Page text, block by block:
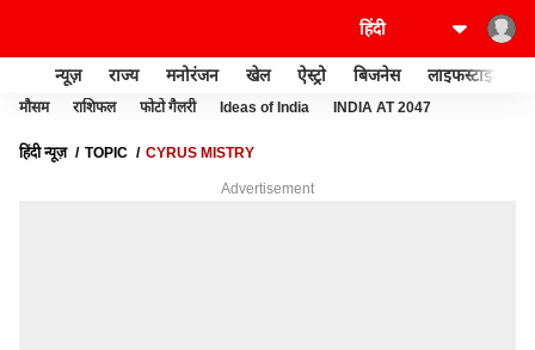
न्यूज़ राज्य मनोरंजन खेल ऐस्ट्रो बिजनेस लाइफस्टाइल
मौसम राशिफल फोटो गैलरी Ideas of India INDIA AT 2047
हिंदी न्यूज़ TOPIC CYRUS MISTRY
Advertisement